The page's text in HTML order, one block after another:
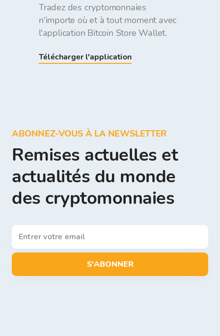
Tradez des cryptomonnaies
n'importe où et à tout moment avec
l'application Bitcoin Store Wallet.
Télécharger l'application
ABONNEZ-VOUS À LA NEWSLETTER
Remises actuelles et
actualités du monde
des cryptomonnaies
S'ABONNER